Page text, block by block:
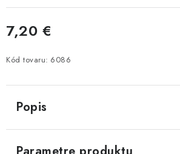
7,20 €
Kód tovaru: 6086
Popis